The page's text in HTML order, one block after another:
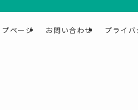
ページ お問い合わせ プライ